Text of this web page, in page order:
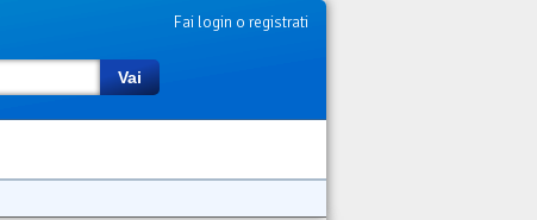
Fai login o registrati
Vai